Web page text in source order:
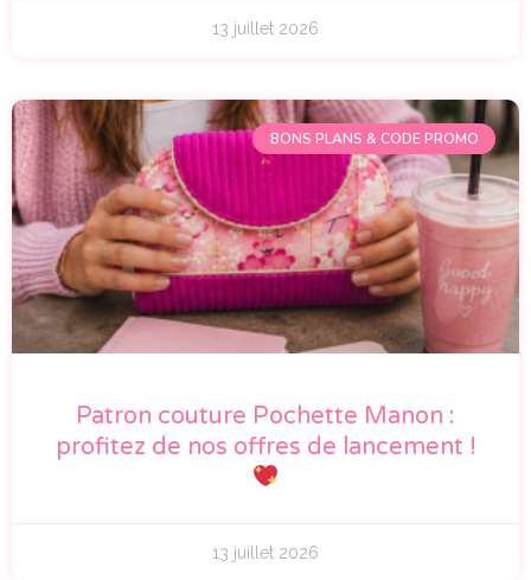
13 juillet 2026
BONS PLANS & CODE PROMO
Patron couture Pochette Manon :
profitez de nos offres de lancement !
13 juillet 2026